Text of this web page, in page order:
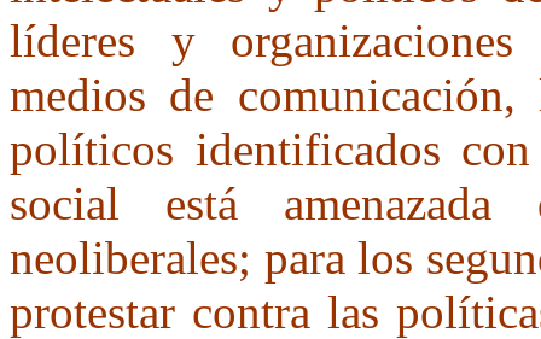
líderes y
medios de comunicación,
políticos identificados
social está
neoliberales; para los
protestar contra las